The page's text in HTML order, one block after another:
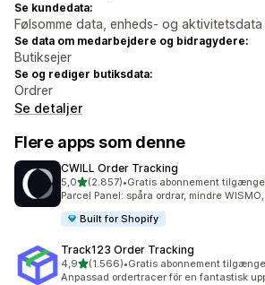
Se kundedata:
Følsomme data, enheds- og aktivitetsdata
Se data om medarbejdere og bidragydere:
Butiksejer
Se og rediger butiksdata:
Ordrer
Se detaljer
Flere apps som denne
CWILL Order Tracking
5,0ud af 5 stjerner
(2.857)
2857 anmeldelser i alt
•Gratis abonnement
Parcel Panel: spåra ordrar, mindre
Built for Shopify
Track123 Order Tracking
4,9ud af 5 stjerner
(1.566)
1566 anmeldelser i alt
•Gratis abonnement
Anpassad ordertracer för en fantastisk